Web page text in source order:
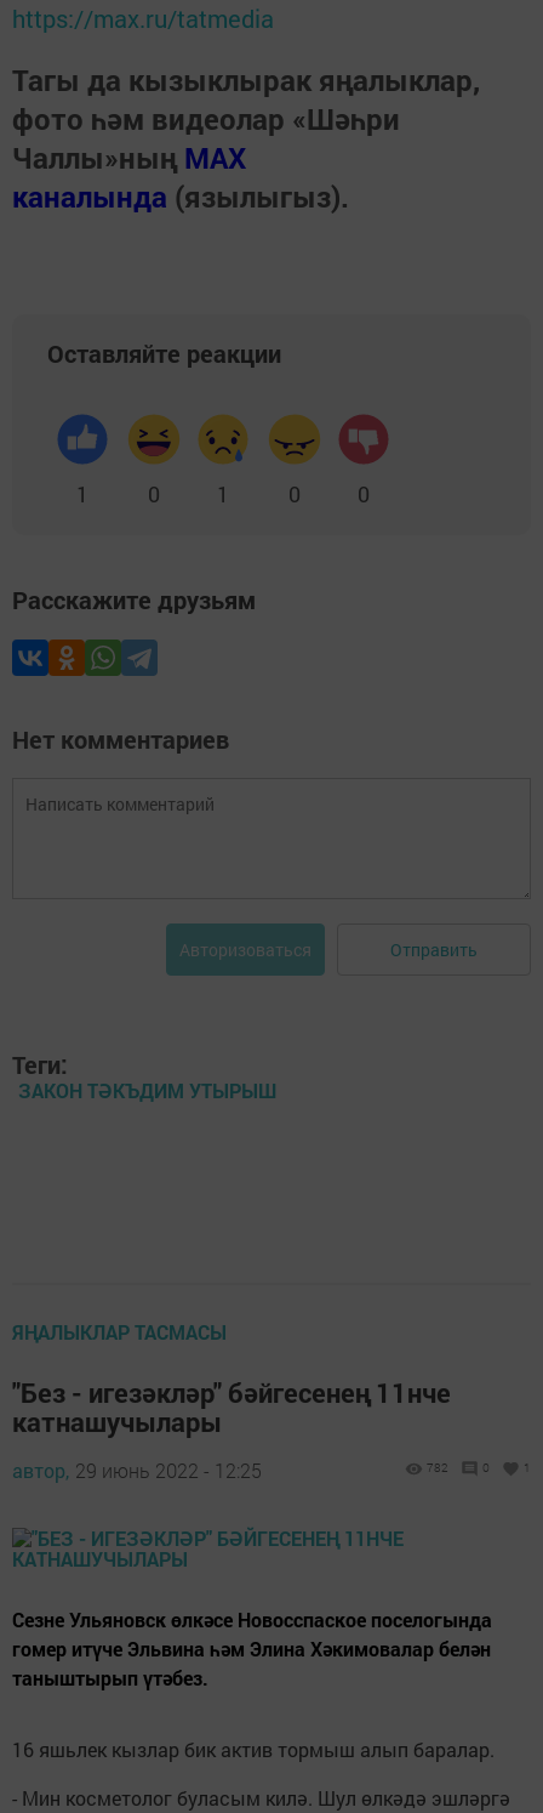
https://max.ru/tatmedia
Тагы да кызыклырак яңалыклар,
фото һәм видеолар «Шәһри
Чаллы»ның MAX
каналында (язылыгыз).
Оставляйте реакции
1 0 1 0 0
Расскажите друзьям
Нет комментариев
Авторизоваться Отправить
Теги:
ЗАКОН ТӘКЪДИМ УТЫРЫШ
ЯҢАЛЫКЛАР ТАСМАСЫ
"Без - игезәкләр" бәйгесенең 11нче
катнашучылары
автор, 29 июнь 2022 - 12:25 782 0 1
Сезне Ульяновск өлкәсе Новосспаское поселогында
гомер итүче Эльвина һәм Элина Хәкимовалар белән
таныштырып үтәбез.
16 яшьлек кызлар бик актив тормыш алып баралар.
- Мин косметолог буласым килә. Шул өлкәдә эшләргә